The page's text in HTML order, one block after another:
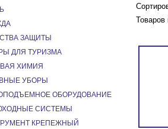
Товаров
ЗАЩИТЫ
ДЛЯ ТУРИЗМА
ХИМИЯ
УБОРЫ
ОБОРУДОВАНИЕ
СИСТЕМЫ
КРЕПЕЖНЫЙ